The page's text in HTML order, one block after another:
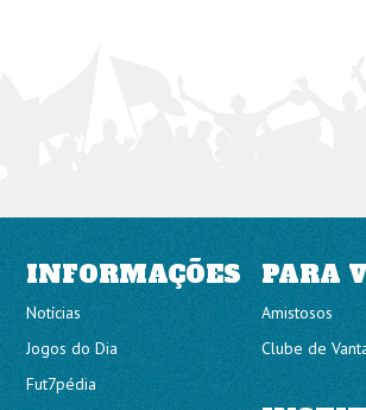
INFORMAÇÕES PARA
Notícias
Jogos do Dia
Fut7pédia
Amistosos
Clube de